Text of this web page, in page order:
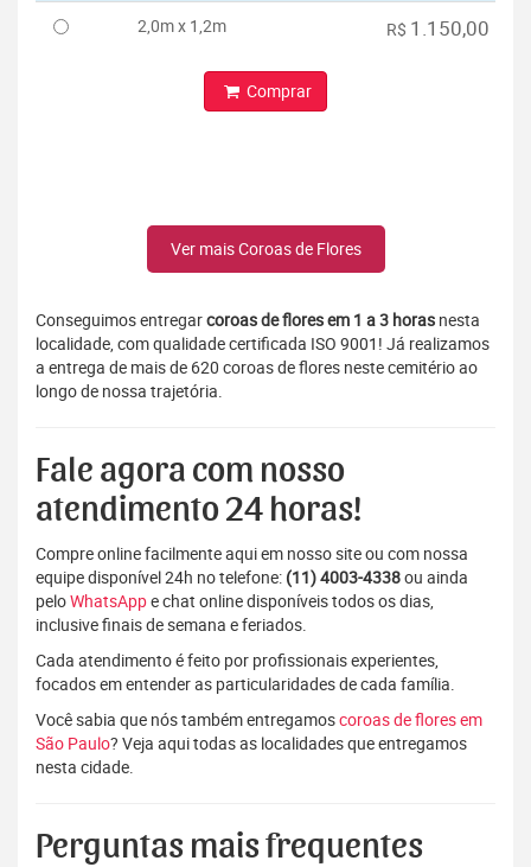
2,0m x 1,2m R$ 1.150,00
Comprar
Ver mais Coroas de Flores
Conseguimos entregarcoroas de flores em 1 a 3 horas nesta
localidade, com qualidade certificada ISO 9001! Já realizamos
a entrega de mais de 620 coroas de flores neste cemitério ao
longo de nossa trajetória.
Fale agora com nosso
atendimento 24 horas!
Compre online facilmente aqui em nosso site ou com nossa
equipe disponível 24h no telefone: (11) 4003-4338ou ainda
peloWhatsAppe chat online disponíveis todos os dias,
inclusive finais de semana e feriados.
Cada atendimento é feito por profissionais experientes,
focados em entender as particularidades de cada família.
Você sabia que nós também entregamoscoroas de flores em
São Paulo? Veja aqui todas as localidades que entregamos
nesta cidade.
Perguntas mais frequentes